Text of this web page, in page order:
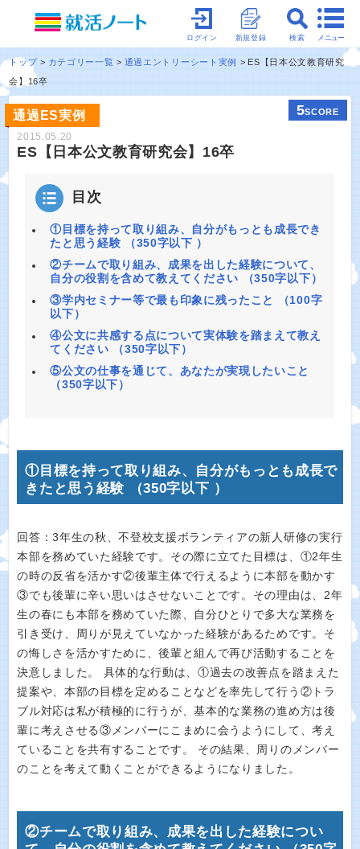
メニュー
検索
新規登録
ログイン
トップ カテゴリー一覧 通過エントリーシート実例
ES【日本公文教育研究
会】16卒
通過ES実例 5SCORE
2015.05.20
ES【日本公文教育研究会】16卒
目次
①目標を持って取り組み、自分がもっとも成長でき
たと思う経験 （350字以下 ）
②チームで取り組み、成果を出した経験について、
自分の役割を含めて教えてください （350字以下）
③学内セミナー等で最も印象に残ったこと （100字
以下）
④公文に共感する点について実体験を踏まえて教え
てください （350字以下）
⑤公文の仕事を通じて、あなたが実現したいこと
（350字以下）
①目標を持って取り組み、自分がもっとも成長で
きたと思う経験 （350字以下 ）
回答：3年生の秋、不登校支援ボランティアの新人研修の実行
本部を務めていた経験です。その際に立てた目標は、①2年生
の時の反省を活かす②後輩主体で行えるように本部を動かす
③でも後輩に辛い思いはさせないことです。その理由は、2年
生の春にも本部を務めていた際、自分ひとりで多大な業務を
引き受け、周りが見えていなかった経験があるためです。そ
の悔しさを活かすために、後輩と組んで再び活動することを
決意しました。 具体的な行動は、①過去の改善点を踏まえた
提案や、本部の目標を定めることなどを率先して行う②トラ
ブル対応は私が積極的に行うが、基本的な業務の進め方は後
輩に考えさせる③メンバーにこまめに会うようにして、考え
ていることを共有することです。 その結果、周りのメンバー
のことを考えて動くことができるようになりました。
②チームで取り組み、成果を出した経験につい